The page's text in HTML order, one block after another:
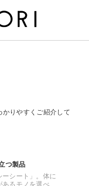
りやすくご紹介して
つ製品
シート」。体に
あるモノを選べ